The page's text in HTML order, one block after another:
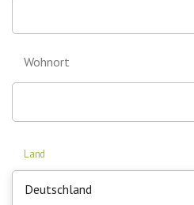
Wohnort
Land
Deutschland